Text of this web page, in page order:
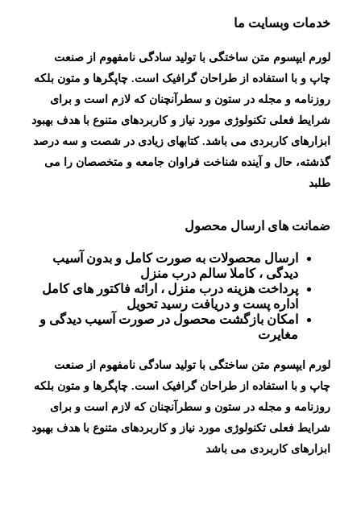
خدمات وبسایت ما
لورم ایپسوم متن ساختگی با تولید سادگی نامفهوم از صنعت
چاپ و با استفاده از طراحان گرافیک است. چاپگرها و متون بلکه
روزنامه و مجله در ستون و سطرآنچنان که لازم است و برای
شرایط فعلی تکنولوژی مورد نیاز و کاربردهای متنوع با هدف بهبود
ابزارهای کاربردی می باشد. کتابهای زیادی در شصت و سه درصد
گذشته، حال و آینده شناخت فراوان جامعه و متخصصان را می
طلبد
ضمانت های ارسال محصول
ارسال محصولات به صورت کامل و بدون آسیب
دیدگی ، کاملا سالم درب منزل
پرداخت هزینه درب منزل ، ارائه فاکتور های کامل
اداره پست و دریافت رسید تحویل
امکان بازگشت محصول در صورت آسیب دیدگی و
مغایرت
لورم ایپسوم متن ساختگی با تولید سادگی نامفهوم از صنعت
چاپ و با استفاده از طراحان گرافیک است. چاپگرها و متون بلکه
روزنامه و مجله در ستون و سطرآنچنان که لازم است و برای
شرایط فعلی تکنولوژی مورد نیاز و کاربردهای متنوع با هدف بهبود
ابزارهای کاربردی می باشد